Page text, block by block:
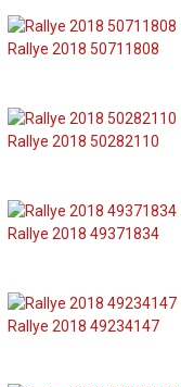
Rallye 2018 50711808
Rallye 2018 50282110
Rallye 2018 49371834
Rallye 2018 49234147